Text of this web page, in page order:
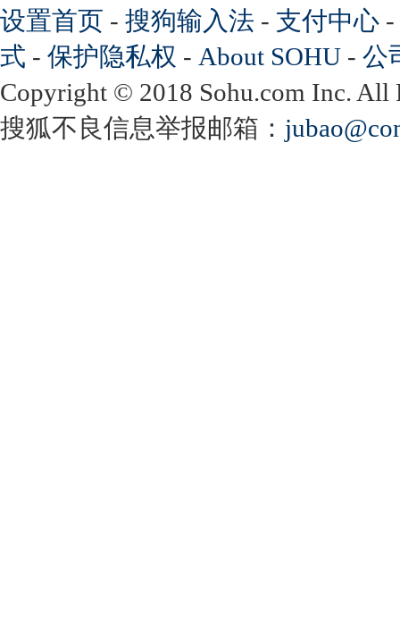
设置首页 - 搜狗输入法 - 支付中心 -
式 - 保护隐私权 - About SOHU - 公
Copyright © 2018 Sohu.com Inc.
搜狐不良信息举报邮箱：